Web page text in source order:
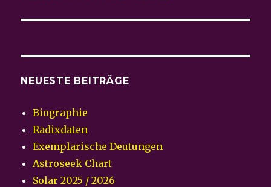
NEUESTE BEITRÄGE
Biographie
Radixdaten
Exemplarische Deutungen
Astroseek Chart
Solar 2025 / 2026